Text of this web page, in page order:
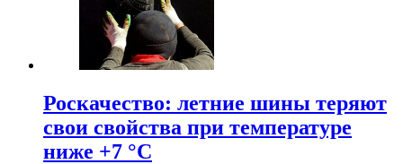
Роскачество: летние шины теряют
свои свойства при температуре
ниже +7 °C